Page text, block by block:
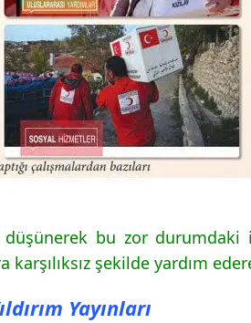
bu zor
şekilde yardım
Yayınları